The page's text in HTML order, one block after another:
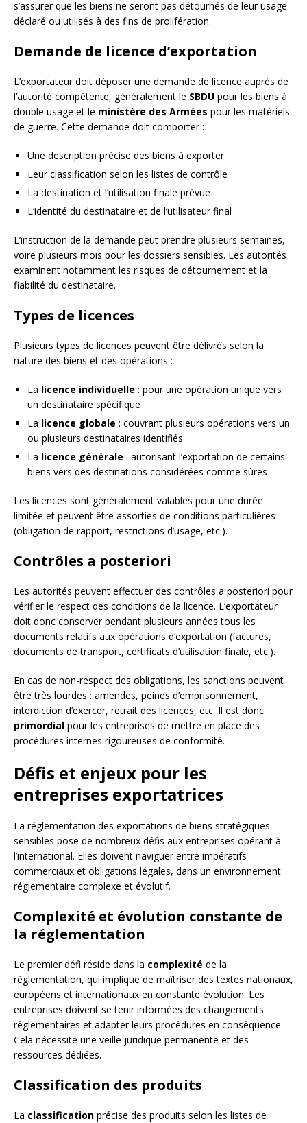
s’assurer que les biens ne seront pas détournés de leur usage
déclaré ou utilisés à des fins de prolifération.
Demande de licence d’exportation
L’exportateur doit déposer une demande de licence auprès de
l’autorité compétente, généralement le SBDU pour les biens à
double usage et le ministère des Armées pour les matériels
de guerre. Cette demande doit comporter :
Une description précise des biens à exporter
Leur classification selon les listes de contrôle
La destination et l’utilisation finale prévue
L’identité du destinataire et de l’utilisateur final
L’instruction de la demande peut prendre plusieurs semaines,
voire plusieurs mois pour les dossiers sensibles. Les autorités
examinent notamment les risques de détournement et la
fiabilité du destinataire.
Types de licences
Plusieurs types de licences peuvent être délivrés selon la
nature des biens et des opérations :
La licence individuelle : pour une opération unique vers
un destinataire spécifique
La licence globale : couvrant plusieurs opérations vers un
ou plusieurs destinataires identifiés
La licence générale : autorisant l’exportation de certains
biens vers des destinations considérées comme sûres
Les licences sont généralement valables pour une durée
limitée et peuvent être assorties de conditions particulières
(obligation de rapport, restrictions d’usage, etc.).
Contrôles a posteriori
Les autorités peuvent effectuer des contrôles a posteriori pour
vérifier le respect des conditions de la licence. L’exportateur
doit donc conserver pendant plusieurs années tous les
documents relatifs aux opérations d’exportation (factures,
documents de transport, certificats d’utilisation finale, etc.).
En cas de non-respect des obligations, les sanctions peuvent
être très lourdes : amendes, peines d’emprisonnement,
interdiction d’exercer, retrait des licences, etc. Il est donc
primordial pour les entreprises de mettre en place des
procédures internes rigoureuses de conformité.
Défis et enjeux pour les
entreprises exportatrices
La réglementation des exportations de biens stratégiques
sensibles pose de nombreux défis aux entreprises opérant à
l’international. Elles doivent naviguer entre impératifs
commerciaux et obligations légales, dans un environnement
réglementaire complexe et évolutif.
Complexité et évolution constante de
la réglementation
Le premier défi réside dans la complexité de la
réglementation, qui implique de maîtriser des textes nationaux,
européens et internationaux en constante évolution. Les
entreprises doivent se tenir informées des changements
réglementaires et adapter leurs procédures en conséquence.
Cela nécessite une veille juridique permanente et des
ressources dédiées.
Classification des produits
La classification précise des produits selon les listes de